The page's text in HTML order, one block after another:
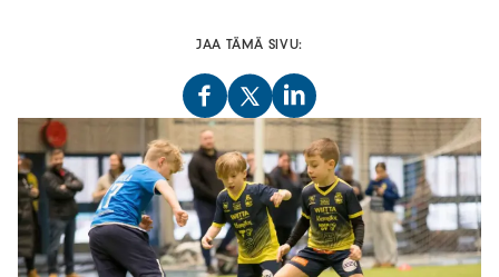
JAA TÄMÄ SIVU: